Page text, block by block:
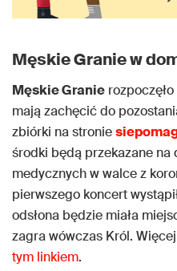
Męskie Granie w
Męskie Granie
mają zachęcić do
zbiórki na stronie
środki będą przekazane na
medycznych w walce z
pierwszego koncert
odsłona będzie miała
zagra wówczas Król.
tym linkiem.